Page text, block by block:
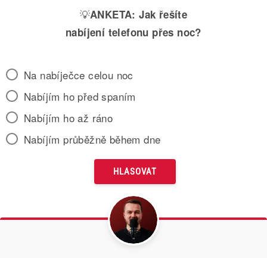
💡ANKETA: Jak řešíte
nabíjení telefonu přes noc?
Na nabíječce celou noc
Nabíjím ho před spaním
Nabíjím ho až ráno
Nabíjím průběžně během dne